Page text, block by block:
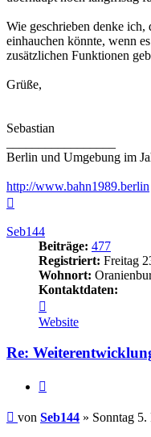
Wie geschrieben denke
einhauchen könnte, wenn
zusätzlichen Funktionen
Grüße,
Sebastian
Berlin und Umgebung im
http://www.bahn1989.berlin
Seb144
Beiträge: 477
Registriert: Freitag
Wohnort:
Kontaktdaten:
von
Seb144
Website
Re:
Beitrag
von Seb144 » Sonntag